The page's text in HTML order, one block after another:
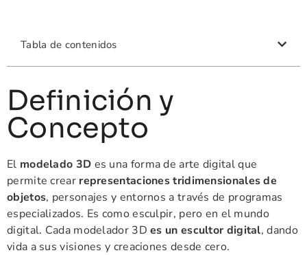
Tabla de contenidos
Definición y
Concepto
El modelado 3D es una forma de arte digital que
permite crear representaciones tridimensionales de
objetos, personajes y entornos a través de programas
especializados. Es como esculpir, pero en el mundo
digital. Cada modelador 3Des un escultor digital, dando
vida a sus visiones y creaciones desde cero.